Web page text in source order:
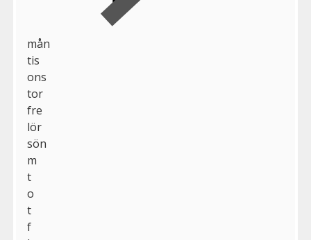
mån
tis
ons
tor
fre
lör
sön
m
t
o
t
f